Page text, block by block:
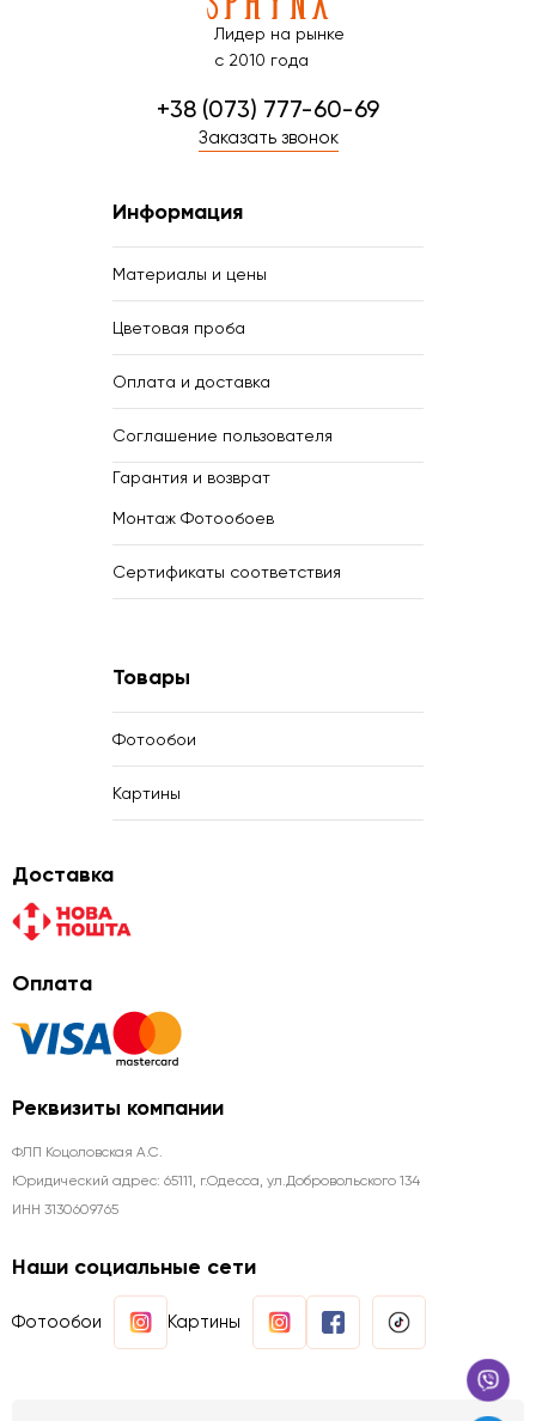
Лидер на рынке
с 2010 года
+38 (073) 777-60-69
Заказать звонок
Информация
Материалы и цены
Цветовая проба
Оплата и доставка
Соглашение пользователя
Гарантия и возврат
Монтаж Фотообоев
Сертификаты соответствия
Товары
Фотообои
Картины
Доставка
Оплата
Реквизиты компании
ФЛП Коцоловская А.С.
Юридический адрес: 65111, г.Одесса, ул.Добровольского 134
ИНН 3130609765
Наши социальные сети
Фотообои Картины